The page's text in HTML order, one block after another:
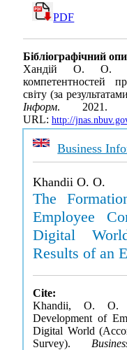
PDF
Бібліографічний
Хандій О. О.
компетентностей
світу (за
Інформ. 2021.
URL: http://
Business
Khandii O. O.
The
Employee
Digital
Results of an
Cite:
Khandii, O. O.
Development of
Digital World
Survey).